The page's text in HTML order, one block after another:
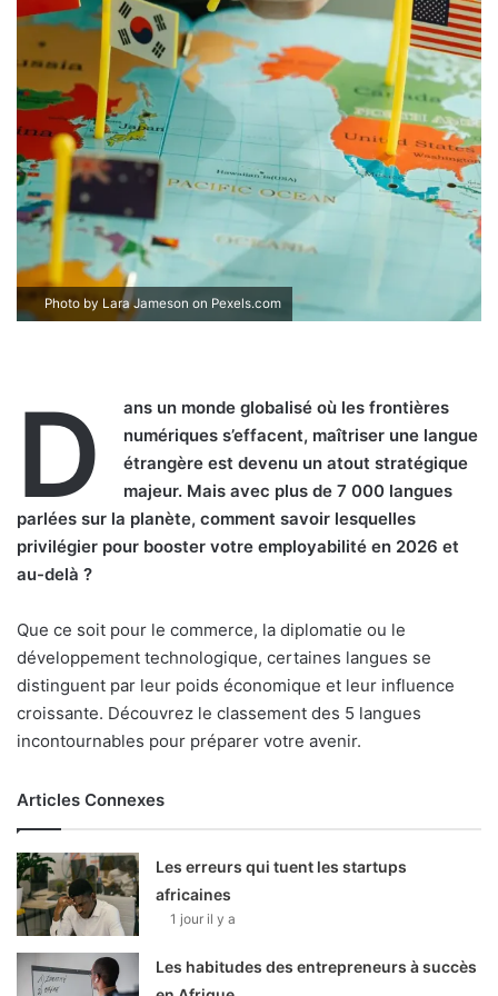
Photo by Lara Jameson on Pexels.com
D
ans un monde globalisé où les frontières
numériques s’effacent, maîtriser une langue
étrangère est devenu un atout stratégique
majeur. Mais avec plus de 7 000 langues
parlées sur la planète, comment savoir lesquelles
privilégier pour booster votre employabilité en 2026 et
au-delà ?
Que ce soit pour le commerce, la diplomatie ou le
développement technologique, certaines langues se
distinguent par leur poids économique et leur influence
croissante. Découvrez le classement des 5 langues
incontournables pour préparer votre avenir.
Articles Connexes
Les erreurs qui tuent les startups
africaines
1 jour il y a
Les habitudes des entrepreneurs à succès